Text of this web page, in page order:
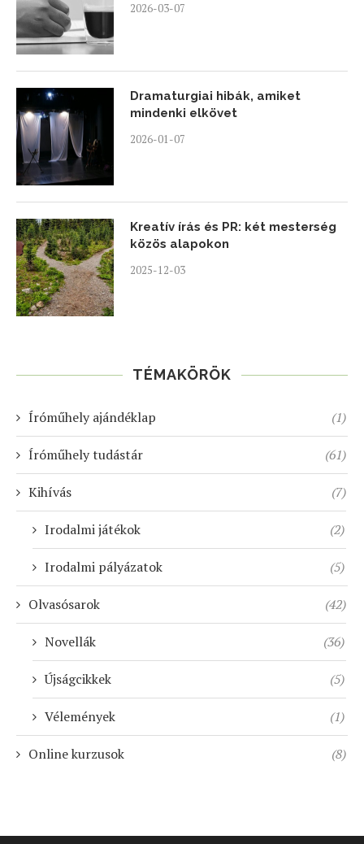
2026-03-07
Dramaturgiai hibák, amiket
mindenki elkövet
2026-01-07
Kreatív írás és PR: két mesterség
közös alapokon
2025-12-03
TÉMAKÖRÖK
Íróműhely ajándéklap (1)
Íróműhely tudástár (61)
Kihívás (7)
Irodalmi játékok (2)
Irodalmi pályázatok (5)
Olvasósarok (42)
Novellák (36)
Újságcikkek (5)
Vélemények (1)
Online kurzusok (8)